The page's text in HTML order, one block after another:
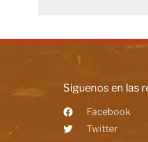
Siguenos en las
Facebook
Twitter